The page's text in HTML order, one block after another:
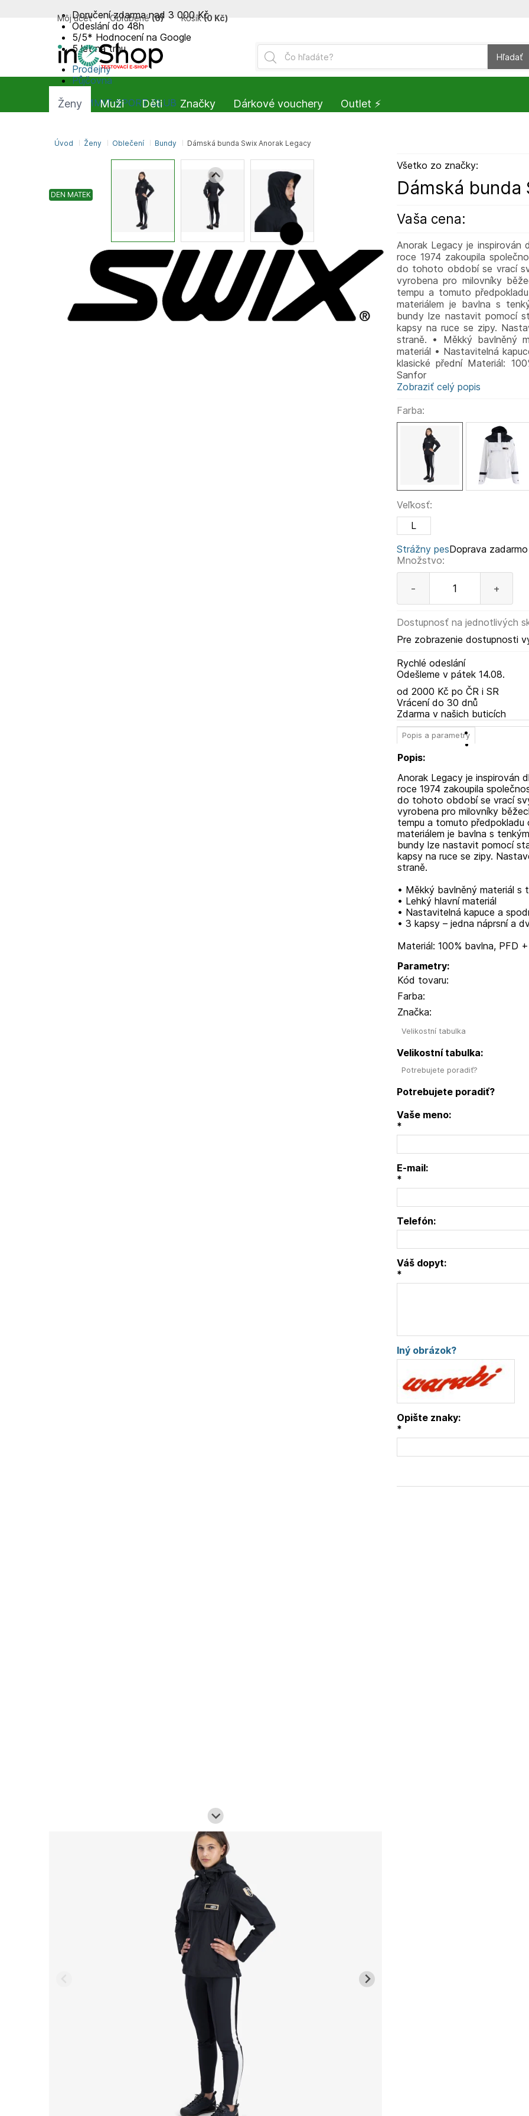
DEN MATEK
Všetko zo značky:
Dámská
Vaša cena:
Anorak Legacy je inspirován
roce 1974 zakoupila
do tohoto období se vrací
vyrobena pro milovníky
tempu a tomuto
materiálem je bavlna s
bundy lze nastavit pomocí
kapsy na ruce se zipy.
straně. • Měkký bavlněný
materiál • Nastavitelná
klasické přední Materiál:
Sanfor
Zobraziť celý popis
Farba:
Veľkosť:
L
Strážny pes
Množstvo:
- +
Dostupnosť na jednotlivých
Pre zobrazenie dostupnosti
Rychlé odeslání
Odešleme v pátek14.08.
Doprava zadarmo
od 2000 Kč po ČR i SR
Vrácení do 30 dnů
Zdarma v našich buticích
Popis a parametry
Popis:
Anorak Legacy je inspirován
roce 1974 zakoupila
do tohoto období se vrací
vyrobena pro milovníky
tempu a tomuto předpokladu
materiálem je bavlna s
bundy lze nastavit pomocí
kapsy na ruce se zipy.
straně.
• Měkký bavlněný materiál s
• Lehký hlavní materiál
• Nastavitelná kapuce a
• 3 kapsy – jedna náprsní a
Materiál: 100% bavlna, PFD
Parametry:
Kód tovaru:
Farba:
Značka:
Velikostní tabulka
Velikostní tabulka:
Potrebujete poradiť?
Potrebujete poradiť?
Vaše meno:
*
E-mail:
*
Telefón:
Váš dopyt:
*
Iný obrázok?
Opište znaky:
*
Doručení zdarma nad 3 000 Kč
Odeslání do 48h
5/5* Hodnocení na Google
5 let na trhu
Prodejny
Půjčovna
SUMMIT-SPORT CLUB
Hľadať
Môj účet Obľúbené (0) Košík (0 Kč)
Úvod Ženy Oblečení Bundy Dámská bunda Swix Anorak Legacy
Ženy Muži Děti Značky Dárkové vouchery Outlet ⚡️